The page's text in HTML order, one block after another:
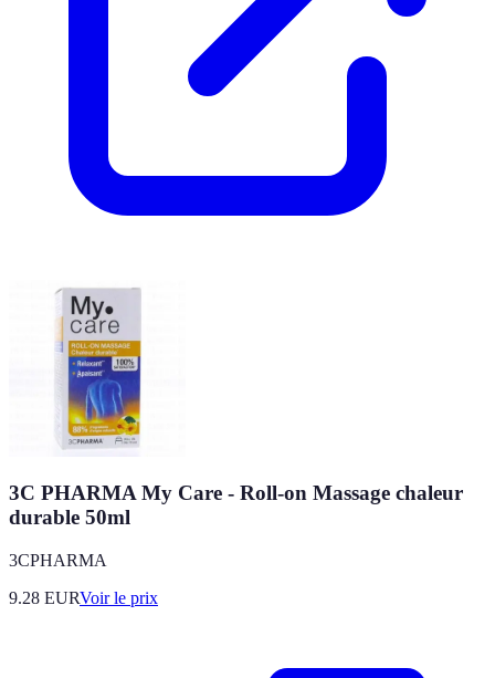
3C PHARMA My Care - Roll-on Massage chaleur
durable 50ml
3CPHARMA
9.28 EURVoir le prix